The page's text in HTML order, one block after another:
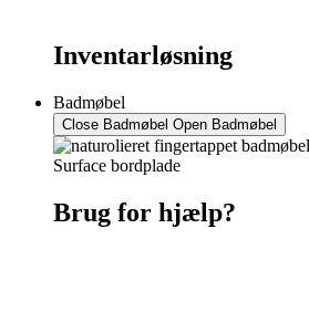
Inventarløsning
Badmøbel
Close Badmøbel Open Badmøbel
Brug for hjælp?